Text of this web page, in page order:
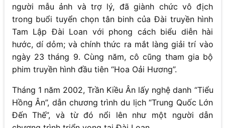
người mẫu ảnh và trợ lý, đã giành chức vô địch
trong buổi tuyển chọn tân binh của Đài truyền hình
Tam Lập Đài Loan với phong cách biểu diễn hài
hước, dí dỏm; và chính thức ra mắt làng giải trí vào
ngày 23 tháng 9. Cùng năm, cô cũng tham gia bộ
phim truyền hình đầu tiên “Hoa Oải Hương”.
Tháng 1 năm 2002, Trần Kiều Ân lấy nghệ danh “Tiểu
Hồng Ân”, dẫn chương trình du lịch “Trung Quốc Lớn
Đến Thế”, và từ đó nổi lên như một người dẫn